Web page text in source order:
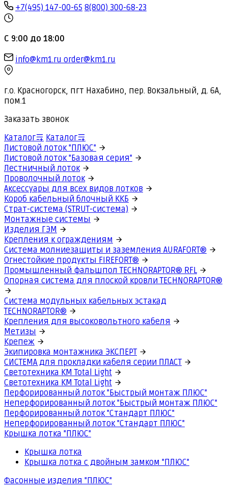
+7(495) 147-00-65 8(800) 300-68-23
С 9:00 до 18:00
info@km1.ru order@km1.ru
г.о. Красногорск, пгт Нахабино, пер. Вокзальный, д. 6А,
пом.1
Заказать звонок
Каталог
Каталог
Листовой лоток "ПЛЮС"
Листовой лоток "Базовая серия"
Лестничный лоток
Проволочный лоток
Аксессуары для всех видов лотков
Короб кабельный блочный ККБ
Страт-система (STRUT-система)
Монтажные системы
Изделия ГЭМ
Крепления к ограждениям
Система молниезащиты и заземления AURAFORT®
Огнестойкие продукты FIREFORT®
Промышленный фальшпол TECHNORAPTOR® RFL
Опорная система для плоской кровли TECHNORAPTOR®
Система модульных кабельных эстакад
TECHNORAPTOR®
Крепления для высоковольтного кабеля
Метизы
Крепеж
Экипировка монтажника ЭКСПЕРТ
СИСТЕМА для прокладки кабеля серии ПЛАСТ
Светотехника КМ Total Light
Светотехника КМ Total Light
Перфорированный лоток "Быстрый монтаж ПЛЮС"
Неперфорированный лоток "Быстрый монтаж ПЛЮС"
Перфорированный лоток "Стандарт ПЛЮС"
Неперфорированный лоток "Стандарт ПЛЮС"
Крышка лотка "ПЛЮС"
Крышка лотка
Крышка лотка с двойным замком "ПЛЮС"
Фасонные изделия "ПЛЮС"